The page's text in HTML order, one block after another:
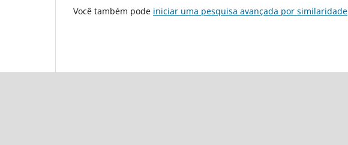
Você também pode iniciar uma pesquisa avançada por similaridade